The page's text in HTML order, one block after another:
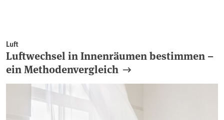
Luft
Luftwechsel in Innenräumen bestimmen –
ein Methodenvergleich